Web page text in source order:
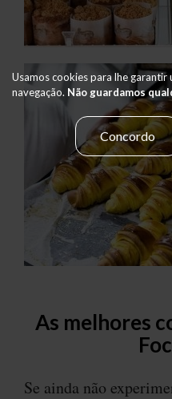
As melhores
Se ainda não
Usamos cookies para lhe garantir
navegação. Não guardamos
Concordo